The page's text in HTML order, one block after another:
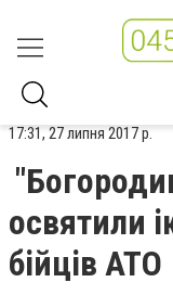
17:31, 27 липня 2017 р.
освятили
бійців АТО